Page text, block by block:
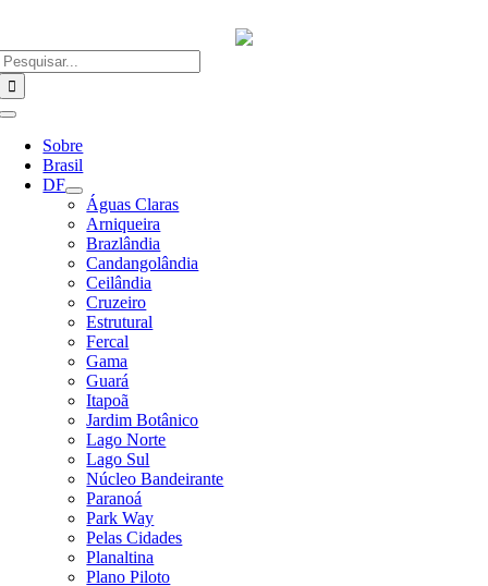
o
conteúdo
Alternar
Navegação
Sobre
Brasil
DF
Águas Claras
Arniqueira
Brazlândia
Candangolândia
Ceilândia
Cruzeiro
Estrutural
Fercal
Gama
Guará
Itapoã
Jardim Botânico
Lago Norte
Lago Sul
Núcleo Bandeirante
Paranoá
Park Way
Pelas Cidades
Planaltina
Plano Piloto